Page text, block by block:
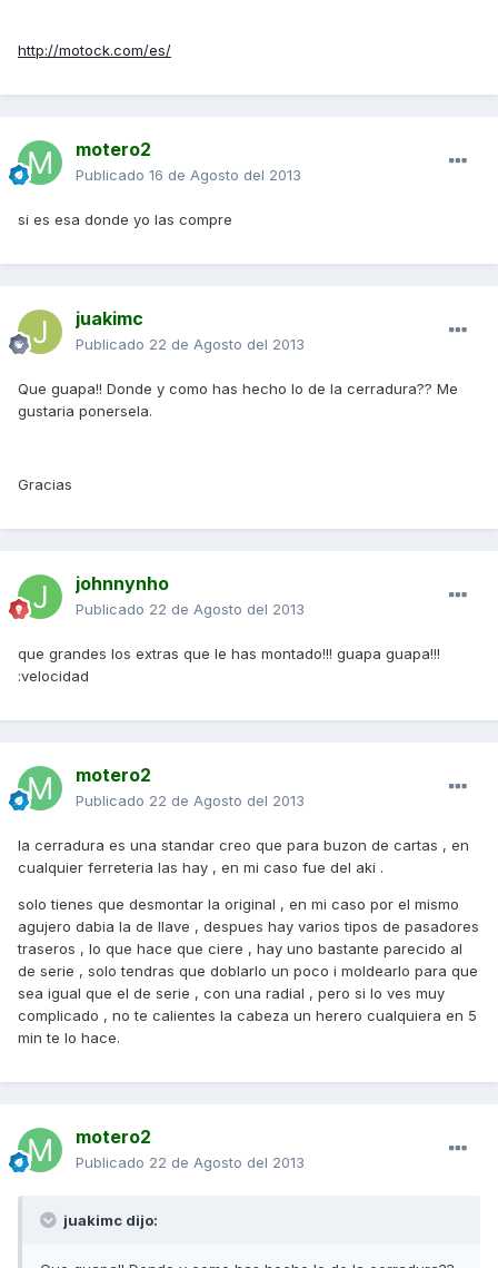
http://motock.com/es/
motero2
Publicado 16 de Agosto del 2013
si es esa donde yo las compre
juakimc
Publicado 22 de Agosto del 2013
Que guapa!! Donde y como has hecho lo de la cerradura?? Me
gustaria ponersela.
Gracias
johnnynho
Publicado 22 de Agosto del 2013
que grandes los extras que le has montado!!! guapa guapa!!!
:velocidad
motero2
Publicado 22 de Agosto del 2013
la cerradura es una standar creo que para buzon de cartas , en
cualquier ferreteria las hay , en mi caso fue del aki .
solo tienes que desmontar la original , en mi caso por el mismo
agujero dabia la de llave , despues hay varios tipos de pasadores
traseros , lo que hace que ciere , hay uno bastante parecido al
de serie , solo tendras que doblarlo un poco i moldearlo para que
sea igual que el de serie , con una radial , pero si lo ves muy
complicado , no te calientes la cabeza un herero cualquiera en 5
min te lo hace.
motero2
Publicado 22 de Agosto del 2013
juakimc dijo: